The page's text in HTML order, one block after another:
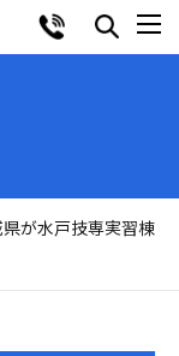
が水戸技専実習棟